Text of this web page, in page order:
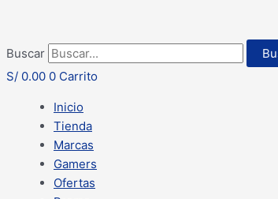
Buscar
S/ 0.00 0 Carrito
Inicio
Tienda
Marcas
Gamers
Ofertas